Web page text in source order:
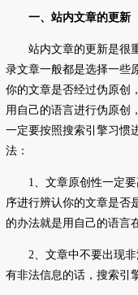
一、站内文章的更新
站内文章的更新是很重
录文章一般都是选择一些
你的文章是否经过伪原创
用自己的语言进行伪原创
一定要按照搜索引擎习惯
法：
1、文章原创性一定要
序进行辨认你的文章是否
的办法就是用自己的语言
2、文章中不要出现非
有非法信息的话，搜索引